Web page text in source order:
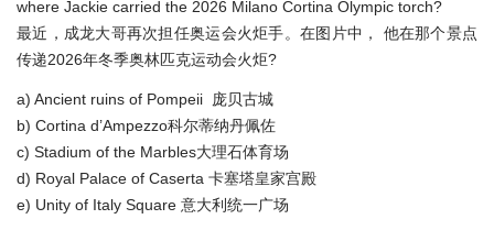
where Jackie carried the 2026 Milano Cortina Olympic torch?
最近，成龙大哥再次担任奥运会火炬手。在图片中， 他在那个景点
传递2026年冬季奥林匹克运动会火炬?
a) Ancient ruins of Pompeii 庞贝古城
b) Cortina d’Ampezzo科尔蒂纳丹佩佐
c) Stadium of the Marbles大理石体育场
d) Royal Palace of Caserta 卡塞塔皇家宫殿
e) Unity of Italy Square 意大利统一广场